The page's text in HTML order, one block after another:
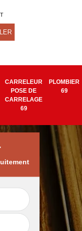
CARRELEUR
POSE DE
CARRELAGE
69
PLOMBIER
69
Pose de tapisserie
et toile de verre 69